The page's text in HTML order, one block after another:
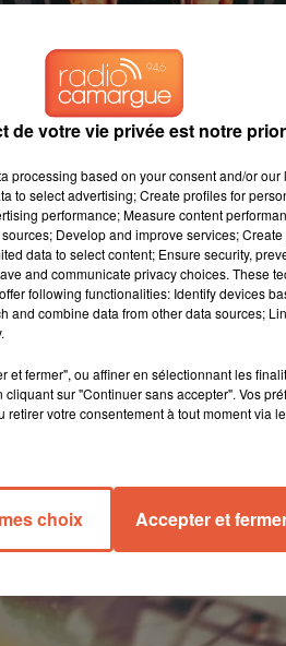
de votre vie privée est notre
processing based on your consent and/or
to select advertising; Create profiles for
performance; Measure content
Develop and improve services;
data to select content; Ensure security,
and communicate privacy choices. These
following functionalities: Identify devices
and combine data from other data sources;
et fermer", ou affiner en sélectionnant les
sur "Continuer sans accepter". Vos
retirer votre consentement à tout moment via
choix Accepter et